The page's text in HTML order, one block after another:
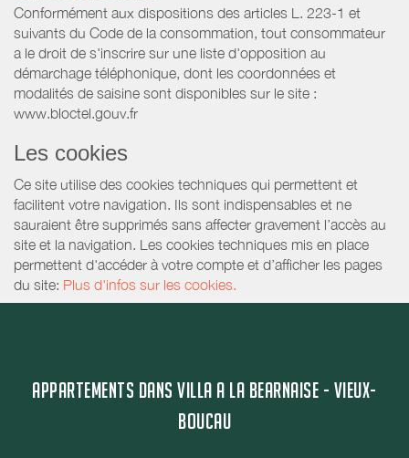
Conformément aux dispositions des articles L. 223-1 et
suivants du Code de la consommation, tout consommateur
a le droit de s'inscrire sur une liste d'opposition au
démarchage téléphonique, dont les coordonnées et
modalités de saisine sont disponibles sur le site :
www.bloctel.gouv.fr
Les cookies
Ce site utilise des cookies techniques qui permettent et
facilitent votre navigation. Ils sont indispensables et ne
sauraient être supprimés sans affecter gravement l’accès au
site et la navigation. Les cookies techniques mis en place
permettent d'accéder à votre compte et d’afficher les pages
du site: Plus d'infos sur les cookies.
APPARTEMENTS DANS VILLA A LA BEARNAISE - VIEUX-
BOUCAU